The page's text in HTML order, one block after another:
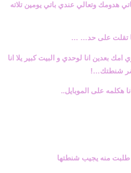
هدومك وتعالي عندي باتي يومين تلاته
تقلت على حد… …
بعدين انا لوحدي و البيت كبير يلا انا
شنطتك…!
هكلمه على الموبايل..
منه يجيب شنطتها